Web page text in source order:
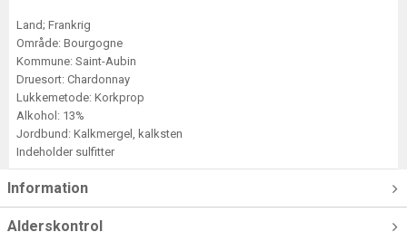
Land; Frankrig
Område: Bourgogne
Kommune: Saint-Aubin
Druesort: Chardonnay
Lukkemetode: Korkprop
Alkohol: 13%
Jordbund: Kalkmergel, kalksten
Indeholder sulfitter
Information
Alderskontrol